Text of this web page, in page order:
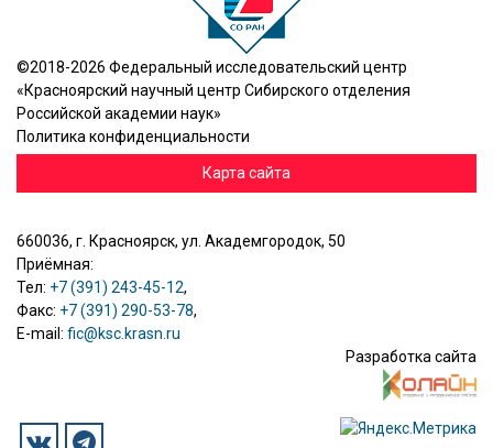
©2018-2026 Федеральный исследовательский центр
«Красноярский научный центр Сибирского отделения
Российской академии наук»
Политика конфиденциальности
Карта сайта
660036, г. Красноярск, ул. Академгородок, 50
Приёмная:
Тел: +7 (391) 243-45-12,
Факс: +7 (391) 290-53-78,
E-mail: fic@ksc.krasn.ru
Разработка сайта